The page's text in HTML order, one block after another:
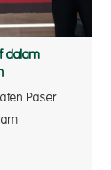
dalam
Paser